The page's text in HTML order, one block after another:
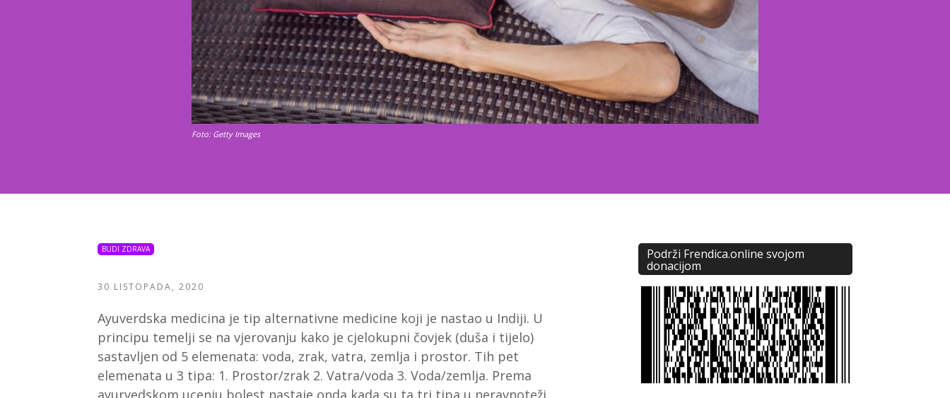
Foto: Getty Images
BUDI ZDRAVA
30 LISTOPADA, 2020
Ayuverdska medicina je tip alternativne medicine koji je nastao u Indiji. U
principu temelji se na vjerovanju kako je cjelokupni čovjek (duša i tijelo)
sastavljen od 5 elemenata: voda, zrak, vatra, zemlja i prostor. Tih pet
elemenata u 3 tipa: 1. Prostor/zrak 2. Vatra/voda 3. Voda/zemlja. Prema
Podrži Frendica.online svojom
donacijom